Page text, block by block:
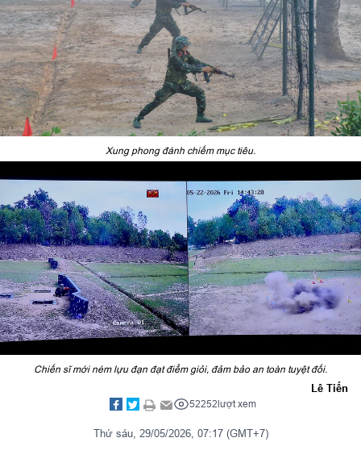
Xung phong đánh chiếm mục tiêu.
Chiến sĩ mới ném lựu đạn đạt điểm giỏi, đảm bảo an toàn tuyệt đối.
Lê Tiến
52252lượt xem
Thứ sáu, 29/05/2026, 07:17 (GMT+7)